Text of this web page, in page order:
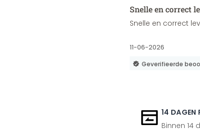
Snelle en correct
Snelle en correct
11-06-2026
Geverifieerde
14 DAGEN
Binnen 14